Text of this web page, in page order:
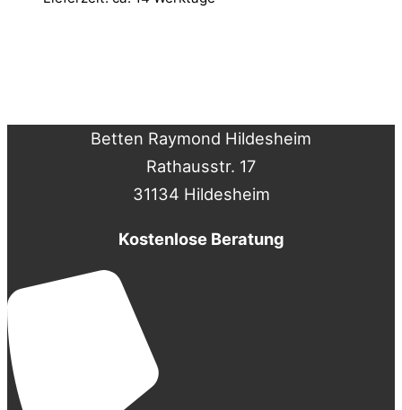
Betten Raymond Hildesheim
Rathausstr. 17
31134 Hildesheim
Kostenlose Beratung